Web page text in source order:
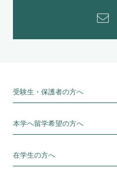
受験生・保護者の方へ
本学へ留学希望の方へ
在学生の方へ